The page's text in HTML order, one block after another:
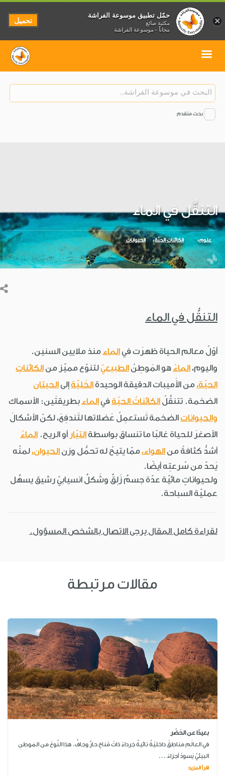
بحث متقدم
التنقُّل في الماء
علوم الكائنات الحيّة الحيوانات
التنقُّل في الماء
أوّلُ معالم الحياة ظهرَت في الماء منذ ملايين السنين.
واليوم، الماءُ هو المَوطِنُ الطبيعيّ لتنوّع مميّز من الكائناتِ
الحيّة، من الأَميبات الدقيقة الوحيدة الخَليّة إلى الحيتان
الضخمة. تتنقَّلُ الكائناتُ الحيّة في الماء بطريقتَين: الأسماك
والحيواناتالضخمة تَستعمِلُ عَضلاتها لتَندفِعَ، لكنّ الأشكالَ
الأصغرَ للحياة غالبًا ما تنساق بواسطة التيّار أو الريح. الماءُ
أشدُّ كثافةً من الهواء، ممّا يتيحُ له تحمُّل وزن الحيوان، لمنّه
يَحدّ من سُرعتِه أيضًا.
ولحيواناتٍ مائيّة عدّة جسمٌ زَلِقٌ وشَكلٌ انسيابيّ رشيق يسهِّل
عمليّة السباحة.
لقراءة كامل المقال يرجى الاتصال بالشخص المسؤول.
مقالات مرتبطة
بعيدًا عن الحَضَر
في العالَمِ مَناطِقُ داخليّةٌ نائيةٌ جَرداءُ ذاتُ مُناخٍ حارٍّ وجافٍّ. هذا النَّوعُ من المَوطِنِ
البيئيِّ يَسودُ أجزاءً ...
اقرأ المزيد
×
حمّل تطبيق موسوعة الفراشة
مكتبة صائغ
مجاناً - موسوعة الفراشة
تحميل